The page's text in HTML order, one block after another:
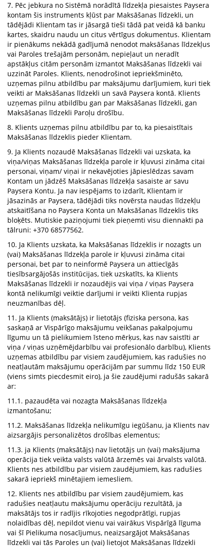
7. Pēc jebkura no Sistēmā norādītā līdzekļa piesaistes Paysera
kontam šis instruments kļūst par Maksāšanas līdzekli, un
tādējādi Klientam tas ir jāsargā tieši tādā pat veidā kā banku
kartes, skaidru naudu un citus vērtīgus dokumentus. Klientam
ir pienākums nekādā gadījumā nenodot maksāšanas līdzekļus
vai Paroles trešajām personām, nepieļaut un neradīt
apstākļus citām personām izmantot Maksāšanas līdzekli vai
uzzināt Paroles. Klients, nenodrošinot iepriekšminēto,
uzņemas pilnu atbildību par maksājumu darījumiem, kuri tiek
veikti ar Maksāšanas līdzekli un savā Paysera kontā. Klients
uzņemas pilnu atbildību gan par Maksāšanas līdzekli, gan
Maksāšanas līdzekli Paroļu drošību.
8. Klients uzņemas pilnu atbildību par to, ka piesaistītais
Maksāšanas līdzeklis pieder Klientam.
9. Ja Klients nozaudē Maksāšanas līdzekli vai uzskata, ka
viņa/viņas Maksāšanas līdzekļa parole ir kļuvusi zināma citai
personai, viņam/ viņai ir nekavējoties jāpieslēdzas savam
Kontam un jādzēš Maksāšanas līdzekļa sasaiste ar savu
Paysera Kontu. Ja nav iespējams to izdarīt, Klientam ir
jāsazinās ar Paysera, tādējādi tiks novērsta naudas līdzekļu
atskaitīšana no Paysera Konta un Maksāšanas līdzeklis tiks
bloķēts. Mutiskie paziņojumi tiek pieņemti visu diennakti pa
tālruni: +370 68577562.
10. Ja Klients uzskata, ka Maksāšanas līdzeklis ir nozagts un
(vai) Maksāšanas līdzekļa parole ir kļuvusi zināma citai
personai, bet par to neinformē Paysera un attiecīgās
tiesībsargājošās institūcijas, tiek uzskatīts, ka Klients
Maksāšanas līdzekli ir nozaudējis vai viņa / viņas Paysera
kontā nelikumīgi veiktie darījumi ir veikti Klienta rupjas
neuzmanības dēļ.
11. Ja Klients (maksātājs) ir lietotājs (fiziska persona, kas
saskaņā ar Vispārīgo maksājumu veikšanas pakalpojumu
līgumu un tā pielikumiem īsteno mērķus, kas nav saistīti ar
viņa / viņas uzņēmējdarbību vai profesionālo darbību), Klients
uzņemas atbildību par visiem zaudējumiem, kas radušies no
neatļautām maksājumu operācijām par summu līdz 150 EUR
(viens simts piecdesmit eiro), ja šie zaudējumi radušās sakarā
ar:
11.1. pazaudēta vai nozagta Maksāšanas līdzekļa
izmantošanu;
11.2. Maksāšanas līdzekļa nelikumīgu iegūšanu, ja Klients nav
aizsargājis personalizētos drošības elementus;
11.3. ja Klients (maksātājs) nav lietotājs un (vai) maksājuma
operācija tiek veikta valsts valūtā ārzemēs vai ārvalsts valūtā.
Klients nes atbildību par visiem zaudējumiem, kas radušies
sakarā iepriekš minētajiem iemesliem.
12. Klients nes atbildību par visiem zaudējumiem, kas
radušies neatļautu maksājumu operāciju rezultātā, ja
maksātājs tos ir radījis rīkojoties negodprātīgi, rupjas
nolaidības dēļ, nepildot vienu vai vairākus Vispārīgā līguma
vai šī Pielikuma nosacījumus, neaizsargājot Maksāšanas
līdzekli vai tās Paroles un (vai) lietojot Maksāšanas līdzekli